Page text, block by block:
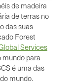
de madeira
de terras no
das suas
Forest
Services
mundo para
é uma das
mundo.